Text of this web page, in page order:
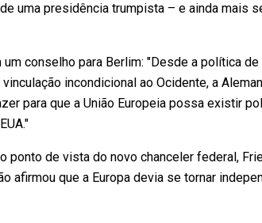
uma presidência trumpista – e ainda mais
conselho para Berlim: "Desde a política
incondicional ao Ocidente, a
para que a União Europeia possa existir
ponto de vista do novo chanceler federal,
afirmou que a Europa devia se tornar